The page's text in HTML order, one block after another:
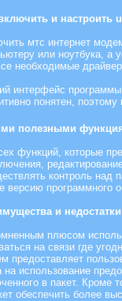
и
мтс интернет
или ноутбука, а
необходимые
интерфейс
понятен,
полезными
функций, которые
контроль над
версию программного
и
плюсом
на связи где
предоставляет
на использование
в пакет. Кроме
обеспечить более